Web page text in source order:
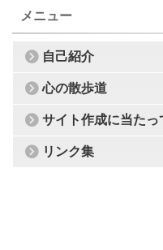
メニュー
自己紹介
心の散歩道
サイト作成に当た
リンク集